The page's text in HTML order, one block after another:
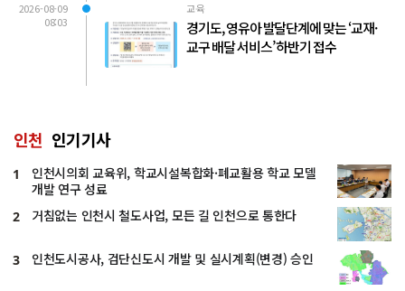
2026-08-09
08:03
교육
경기도, 영유아 발달단계에 맞는 ‘교재·
교구 배달 서비스’ 하반기 접수
인천 인기기사
1
인천시의회 교육위, 학교시설복합화·폐교활용 학교 모델
개발 연구 성료
2 거침없는 인천시 철도사업, 모든 길 인천으로 통한다
3 인천도시공사, 검단신도시 개발 및 실시계획(변경) 승인